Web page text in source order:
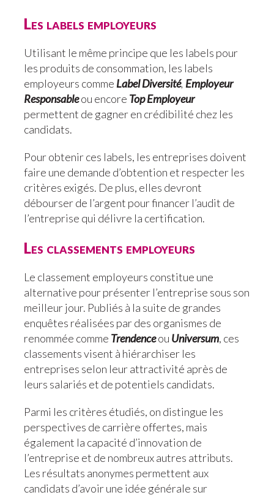
Les labels employeurs
Utilisant le même principe que les labels pour
les produits de consommation, les labels
employeurs comme Label Diversité, Employeur
Responsableou encore Top Employeur
permettent de gagner en crédibilité chez les
candidats.
Pour obtenir ces labels, les entreprises doivent
faire une demande d’obtention et respecter les
critères exigés. De plus, elles devront
débourser de l’argent pour financer l’audit de
l’entreprise qui délivre la certification.
Les classements employeurs
Le classement employeurs constitue une
alternative pour présenter l’entreprise sous son
meilleur jour. Publiés à la suite de grandes
enquêtes réalisées par des organismes de
renommée comme Trendenceou Universum, ces
classements visent à hiérarchiser les
entreprises selon leur attractivité après de
leurs salariés et de potentiels candidats.
Parmi les critères étudiés, on distingue les
perspectives de carrière offertes, mais
également la capacité d’innovation de
l’entreprise et de nombreux autres attributs.
Les résultats anonymes permettent aux
candidats d’avoir une idée générale sur